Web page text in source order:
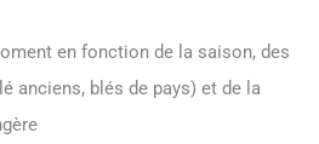
en fonction de la saison, des
anciens, blés de pays) et de la